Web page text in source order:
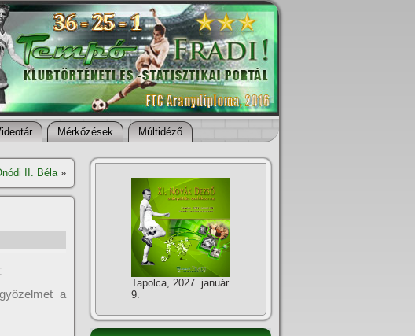
Mérkőzések Múltidéző
II. Béla»
a
Tapolca, 2027. január
9.